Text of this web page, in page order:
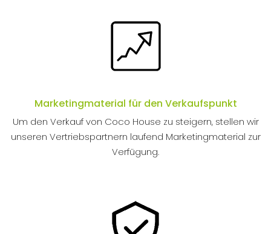
Marketingmaterial für den Verkaufspunkt
Um den Verkauf von Coco House zu steigern, stellen wir
unseren Vertriebspartnern laufend Marketingmaterial zur
Verfügung.